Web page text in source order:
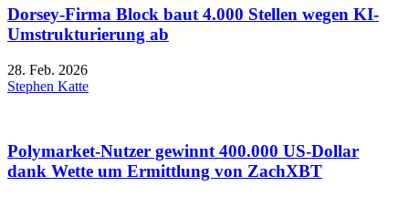
Dorsey-Firma Block baut 4.000 Stellen wegen KI-
Umstrukturierung ab
28. Feb. 2026
Stephen Katte
Polymarket-Nutzer gewinnt 400.000 US-Dollar
dank Wette um Ermittlung von ZachXBT